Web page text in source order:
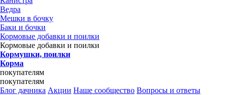
Ведра
Мешки в бочку
Баки и бочки
Кормовые добавки и поилки
Кормовые добавки и поилки
Кормушки, поилки
Корма
покупателям
покупателям
Блог дачника Акции Наше сообщество Вопросы и ответы